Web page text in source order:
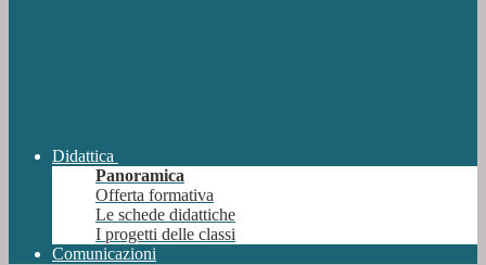
Didattica
Panoramica
Offerta formativa
Le schede didattiche
I progetti delle classi
Comunicazioni